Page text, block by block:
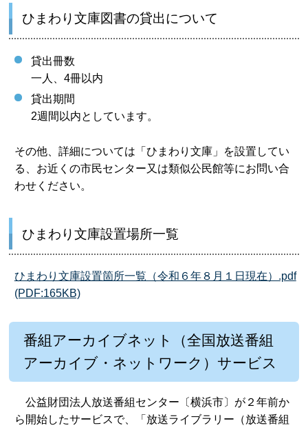
ひまわり文庫図書の貸出について
貸出冊数
一人、4冊以内
貸出期間
2週間以内としています。
その他、詳細については「ひまわり文庫」を設置してい
る、お近くの市民センター又は類似公民館等にお問い合
わせください。
ひまわり文庫設置場所一覧
ひまわり文庫設置箇所一覧（令和６年８月１日現在）.pdf
(PDF:165KB)
番組アーカイブネット（全国放送番組
アーカイブ・ネットワーク）サービス
公益財団法人放送番組センター〔横浜市〕が２年前か
ら開始したサービスで、「放送ライブラリー（放送番組